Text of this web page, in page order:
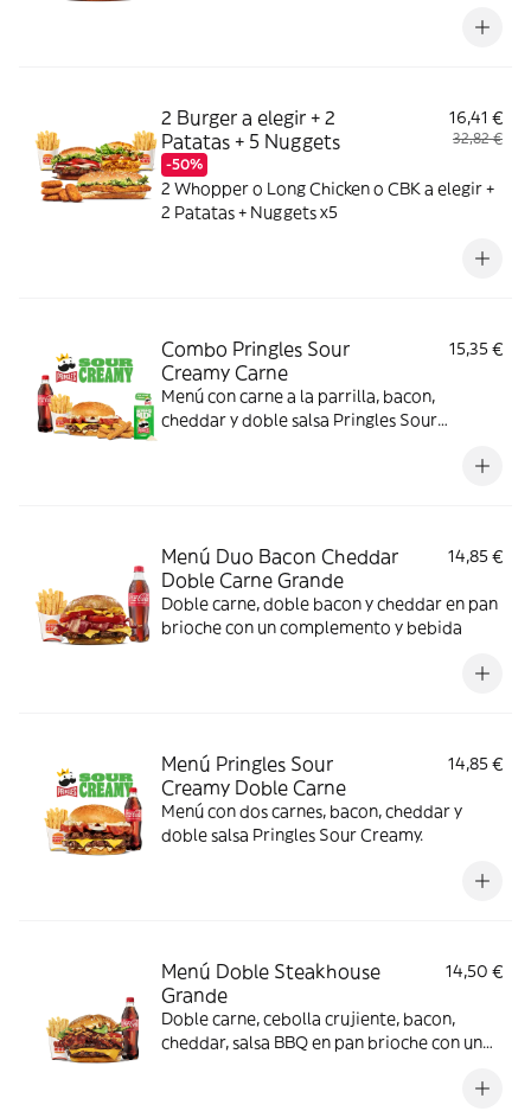
2 Burger a elegir + 2
Patatas + 5 Nuggets
-50%
16,41 €
32,82 €
2 Whopper o Long Chicken o CBK a elegir +
2 Patatas + Nuggets x5
Combo Pringles Sour
Creamy Carne
15,35 €
Menú con carne a la parrilla, bacon,
cheddar y doble salsa Pringles Sour
Menú Duo Bacon Cheddar
Doble Carne Grande
14,85 €
Doble carne, doble bacon y cheddar en pan
brioche con un complemento y bebida
Menú Pringles Sour
Creamy Doble Carne
14,85 €
Menú con dos carnes, bacon, cheddar y
doble salsa Pringles Sour Creamy.
Menú Doble Steakhouse
Grande
14,50 €
Doble carne, cebolla crujiente, bacon,
cheddar, salsa BBQ en pan brioche con un